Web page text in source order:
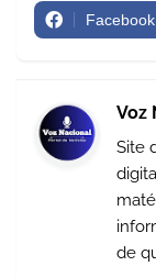
Facebook
Voz
Site
de